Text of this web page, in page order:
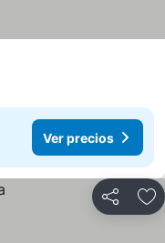
Ver precios
Compartir